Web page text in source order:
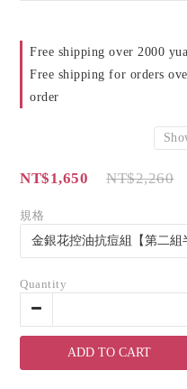
Free shipping over 2000
Free shipping for orders
order
NT$2,260
NT$1,650
規格
Quantity
ADD TO CART